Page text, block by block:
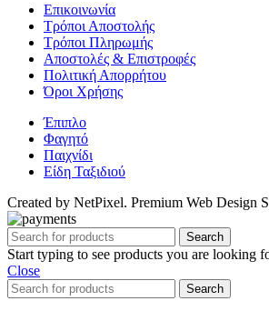
Επικοινωνία
Τρόποι Αποστολής
Τρόποι Πληρωμής
Αποστολές & Επιστροφές
Πολιτική Απορρήτου
Όροι Χρήσης
Έπιπλο
Φαγητό
Παιχνίδι
Είδη Ταξιδιού
Created by NetPixel. Premium Web Design
Search
Start typing to see products you are looking
Close
Search